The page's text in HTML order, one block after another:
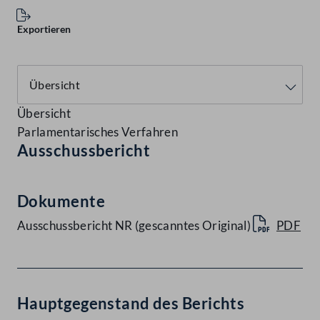
Exportieren
Übersicht
Parlamentarisches Verfahren
Ausschussbericht
Dokumente
Ausschussbericht NR (gescanntes Original) PDF
Hauptgegenstand des Berichts